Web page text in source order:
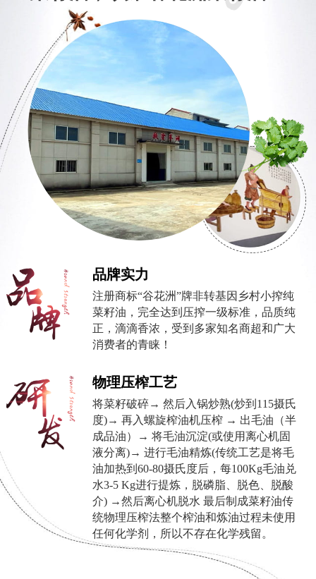
品牌实力
注册商标“谷花洲”牌非转基因乡村小搾纯
菜籽油，完全达到压搾一级标准，品质纯
正，滴滴香浓，受到多家知名商超和广大
消费者的青睐！
物理压榨工艺
将菜籽破碎→ 然后入锅炒熟(炒到115摄氏
度)→ 再入螺旋榨油机压榨 → 出毛油（半
成品油）→ 将毛油沉淀(或使用离心机固
液分离)→ 进行毛油精炼(传统工艺是将毛
油加热到60-80摄氏度后，每100Kg毛油兑
水3-5 Kg进行提炼，脱磷脂、脱色、脱酸
介) →然后离心机脱水 最后制成菜籽油传
统物理压榨法整个榨油和炼油过程未使用
任何化学剂，所以不存在化学残留。